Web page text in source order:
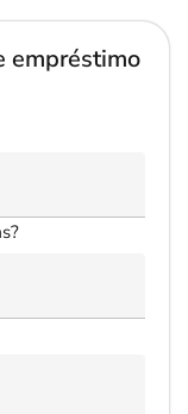
empréstimo